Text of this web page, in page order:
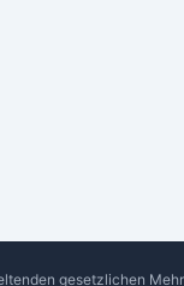
gesetzlichen